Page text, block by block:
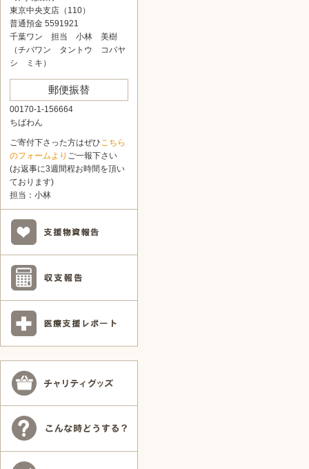
東京中央支店（110）
普通預金 5591921
千葉ワン 担当 小林 美樹
（チバワン タントウ コバヤ
シ ミキ）
郵便振替
00170-1-156664
ちばわん
ご寄付下さった方はぜひこちら
のフォームより ご一報下さい
(お返事に3週間程お時間を頂い
ております)
担当：小林